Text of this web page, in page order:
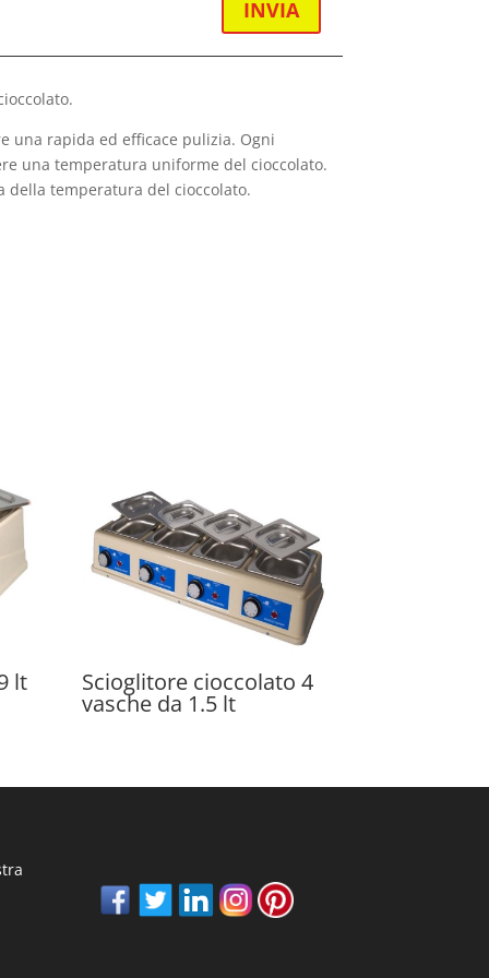
INVIA
una rapida ed efficace pulizia. Ogni
una temperatura uniforme del cioccolato.
temperatura del cioccolato.
lt Scioglitore cioccolato 4
vasche da 1.5 lt